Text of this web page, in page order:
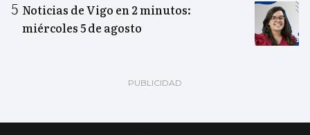
Noticias de Vigo en 2 minutos:
miércoles 5 de agosto